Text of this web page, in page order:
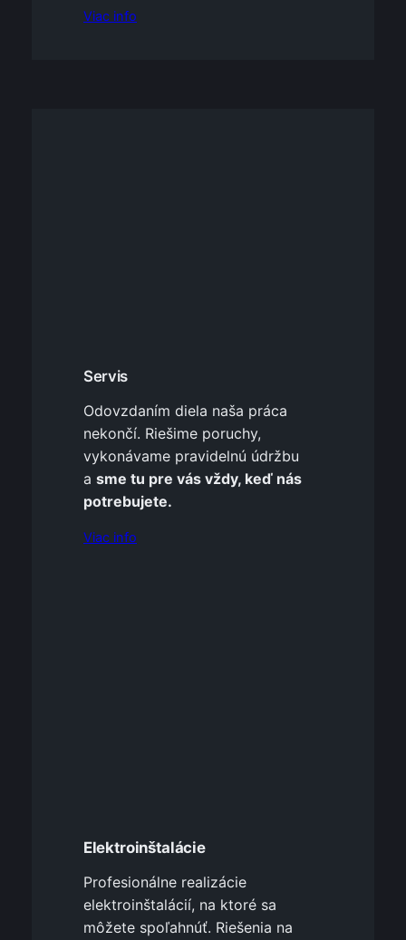
Viac info
Servis
Odovzdaním diela naša práca
nekončí. Riešime poruchy,
vykonávame pravidelnú údržbu
a sme tu pre vás vždy, keď nás
potrebujete.
Viac info
Elektroinštalácie
Profesionálne realizácie
elektroinštalácií, na ktoré sa
môžete spoľahnúť. Riešenia na